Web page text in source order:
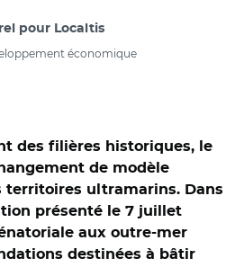
pour Localtis
économique
des filières historiques, le
de modèle
territoires ultramarins. Dans
présenté le 7 juillet
aux outre-mer
destinées à bâtir